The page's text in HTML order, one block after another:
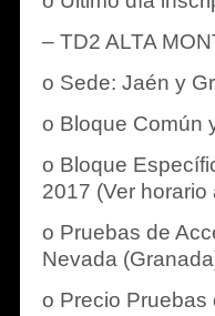
– TD2 ALTA
o Sede: Jaén y
o Bloque Común
o Bloque
2017 (Ver horario
o Pruebas de
Nevada
o Precio Pruebas